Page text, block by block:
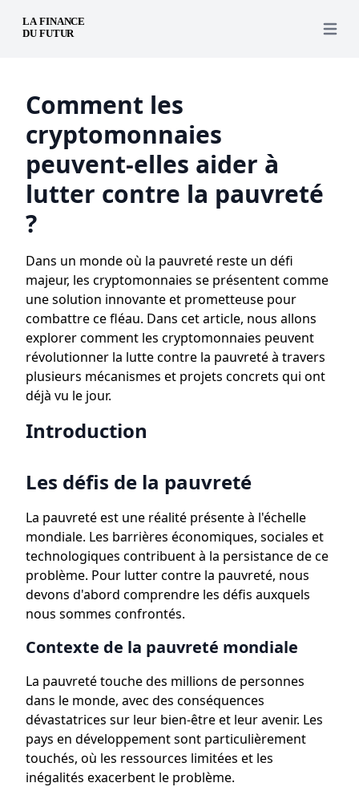
Open
Comment les
cryptomonnaies
peuvent-elles aider à
lutter contre la pauvreté
?
Dans un monde où la pauvreté reste un défi
majeur, les cryptomonnaies se présentent comme
une solution innovante et prometteuse pour
combattre ce fléau. Dans cet article, nous allons
explorer comment les cryptomonnaies peuvent
révolutionner la lutte contre la pauvreté à travers
plusieurs mécanismes et projets concrets qui ont
déjà vu le jour.
Introduction
Les défis de la pauvreté
La pauvreté est une réalité présente à l'échelle
mondiale. Les barrières économiques, sociales et
technologiques contribuent à la persistance de ce
problème. Pour lutter contre la pauvreté, nous
devons d'abord comprendre les défis auxquels
nous sommes confrontés.
Contexte de la pauvreté mondiale
La pauvreté touche des millions de personnes
dans le monde, avec des conséquences
dévastatrices sur leur bien-être et leur avenir. Les
pays en développement sont particulièrement
touchés, où les ressources limitées et les
inégalités exacerbent le problème.